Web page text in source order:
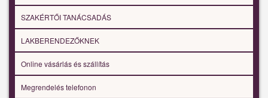
SZAKÉRTŐI TANÁCSADÁS
LAKBERENDEZŐKNEK
Online vásárlás és szállítás
Megrendelés telefonon